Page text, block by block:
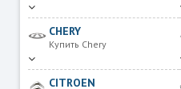
CHERY
Купить Chery
CITROEN